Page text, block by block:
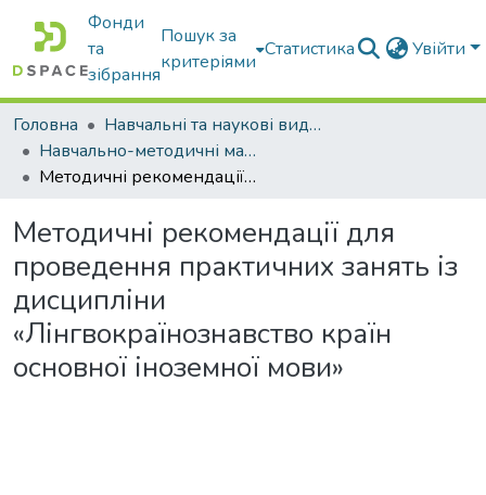
Фонди
та
зібрання
Пошук за
критеріями
Статистика Увійти
Головна
Навчальні та наукові видання
Навчально-методичні матеріали
Методичні рекомендації для проведення практичних занять із дисципліни «Лінгвокраїнознавство країн основної іноземної мови»
Методичні рекомендації для
проведення практичних занять із
дисципліни
«Лінгвокраїнознавство країн
основної іноземної мови»